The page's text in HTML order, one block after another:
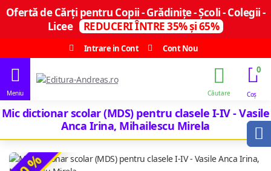
Ofertă de Cărți pentru Copii - Grădinițe - Școli - Colegii -
Licee
REDUCERI ÎNTRE 35% și 65%
Intrare in Cont
Cont Nou
0
Mic dictionar scolar (MDS) pentru clasele I-IV - Vasile
Anca Irina, Mihailescu Mirela